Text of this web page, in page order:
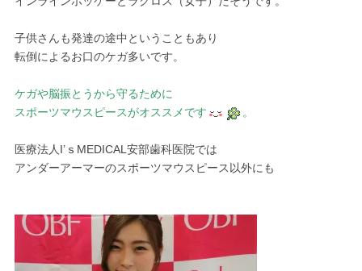
子供さんも発達の途中ということもあり
転倒によるお口のケガ多いです。
ケガや脳振とうから守るために
スポーツマウスピースがオススメです
。
医療法人I’ｓMEDICAL安部歯科医院では
アンダーアーマーのスポーツマウスピース以外にも